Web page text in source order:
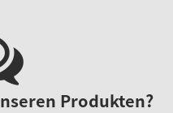
Produkten?